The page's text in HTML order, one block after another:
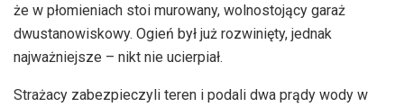
że w płomieniach stoi murowany, wolnostojący garaż
dwustanowiskowy. Ogień był już rozwinięty, jednak
najważniejsze – nikt nie ucierpiał.
Strażacy zabezpieczyli teren i podali dwa prądy wody w